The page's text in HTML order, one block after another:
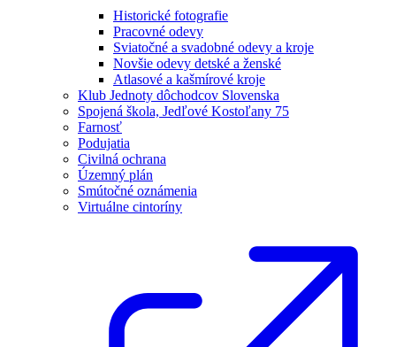
Historické fotografie
Pracovné odevy
Sviatočné a svadobné odevy a kroje
Novšie odevy detské a ženské
Atlasové a kašmírové kroje
Klub Jednoty dôchodcov Slovenska
Spojená škola, Jedľové Kostoľany 75
Farnosť
Podujatia
Civilná ochrana
Územný plán
Smútočné oznámenia
Virtuálne cintoríny